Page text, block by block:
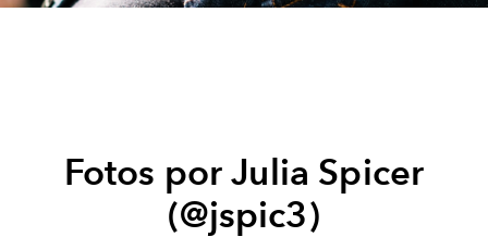
Fotos por Julia Spicer
(@jspic3)